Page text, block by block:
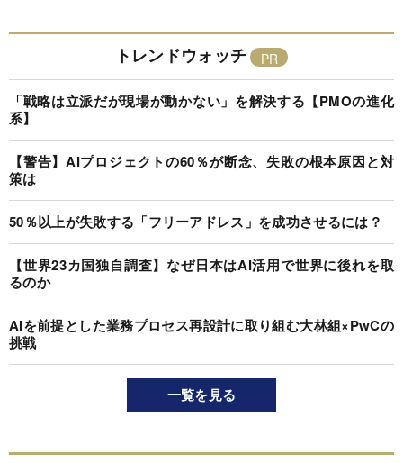
トレンドウォッチ
「戦略は立派だが現場が動かない」を解決する【PMOの進化
系】
【警告】AIプロジェクトの60％が断念、失敗の根本原因と対
策は
50％以上が失敗する「フリーアドレス」を成功させるには？
【世界23カ国独自調査】なぜ日本はAI活用で世界に後れを取
るのか
AIを前提とした業務プロセス再設計に取り組む大林組×PwCの
挑戦
一覧を見る